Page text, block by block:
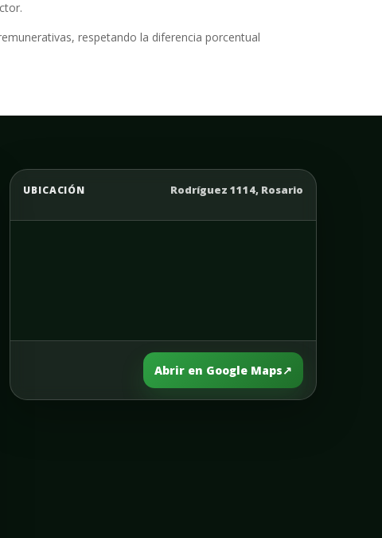
respetando la diferencia porcentual
UBICACIÓN Rodríguez 1114, Rosario
Abrir en Google Maps↗